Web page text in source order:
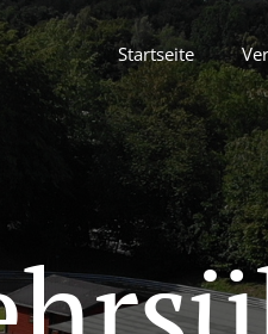
Startseite